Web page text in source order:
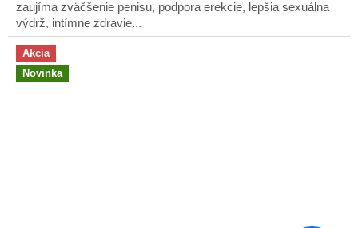
zaujíma zväčšenie penisu, podpora erekcie, lepšia sexuálna
výdrž, intímne zdravie...
Akcia
Novinka